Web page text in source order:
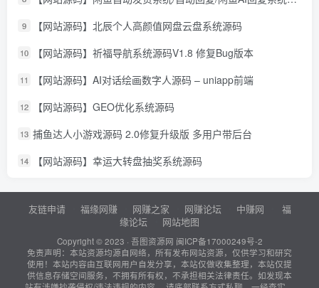
9 【网站源码】北辰个人高颜值网盘云盘系统源码
10 【网站源码】祈福导航系统源码V1.8 修复Bug版本
11 【网站源码】AI对话绘画数字人源码 – uniapp前端
12 【网站源码】GEO优化系统源码
13 捕鱼达人小游戏源码 2.0修复升级版 多用户带后台
14 【网站源码】幸运大转盘抽奖系统源码
友链申请 福缘网赚 网赚之家 网赚论坛 中赚网
福
缘论坛
网站地图
Copyright © 2023 · 吾图资源网 闽ICP备17000249号-2
免责声明：本站资源均源自网络，所有发布网站资源，仅供学习和研究
使用！本站内容由互联网用户自发分享，本站仅做收集整理，本站仅提
供信息存储空间服务，不拥有所有权，不承担相关法律责任。如发现本